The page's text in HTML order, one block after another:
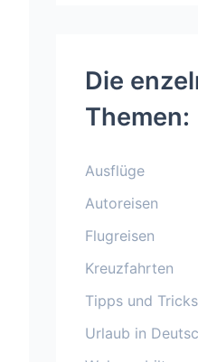
Die
Themen:
Ausflüge
Autoreisen
Flugreisen
Kreuzfahrten
Tipps und Tricks
Urlaub in